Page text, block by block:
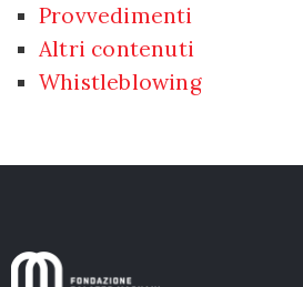
Provvedimenti
Altri contenuti
Whistleblowing